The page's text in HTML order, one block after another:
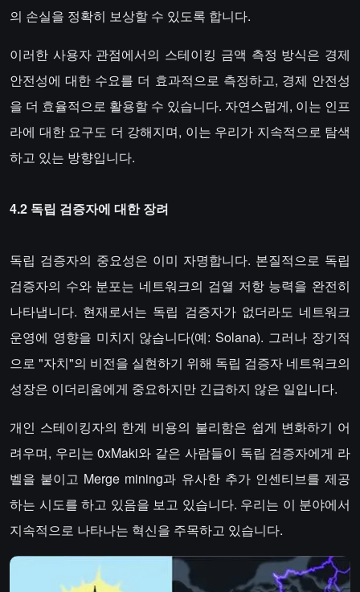
의 손실을 정확히 보상할 수 있도록 합니다.
이러한 사용자 관점에서의 스테이킹 금액 측정 방식은 경제
안전성에 대한 수요를 더 효과적으로 측정하고, 경제 안전성
을 더 효율적으로 활용할 수 있습니다. 자연스럽게, 이는 인프
라에 대한 요구도 더 강해지며, 이는 우리가 지속적으로 탐색
하고 있는 방향입니다.
4.2 독립 검증자에 대한 장려
독립 검증자의 중요성은 이미 자명합니다. 본질적으로 독립
검증자의 수와 분포는 네트워크의 검열 저항 능력을 완전히
나타냅니다. 현재로서는 독립 검증자가 없더라도 네트워크
운영에 영향을 미치지 않습니다(예: Solana). 그러나 장기적
으로 "자치"의 비전을 실현하기 위해 독립 검증자 네트워크의
성장은 이더리움에게 중요하지만 긴급하지 않은 일입니다.
개인 스테이킹자의 한계 비용의 불리함은 쉽게 변화하기 어
려우며, 우리는 0xMaki와 같은 사람들이 독립 검증자에게 라
벨을 붙이고 Merge mining과 유사한 추가 인센티브를 제공
하는 시도를 하고 있음을 보고 있습니다. 우리는 이 분야에서
지속적으로 나타나는 혁신을 주목하고 있습니다.